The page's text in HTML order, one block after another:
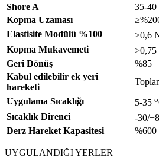
Shore A
35-40
Kopma Uzaması
Elastisite Modülü %100
>0,6
Kopma Mukavemeti >0,75
Geri Dönüş
%85
Kabul edilebilir ek yeri
hareketi
Uygulama Sıcaklığı
5-35 o
Sıcaklık Direnci
-30/
Derz Hareket Kapasitesi
%600
UYGULANDIĞI YERLER